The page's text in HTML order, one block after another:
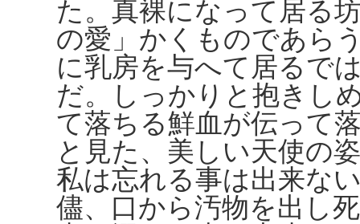
た。真裸になって居る
の愛」かくものであら
に乳房を与へて居るで
だ。しっかりと抱きし
て落ちる鮮血が伝って
と見た、美しい天使の
私は忘れる事は出来な
儘、口から汚物を出し